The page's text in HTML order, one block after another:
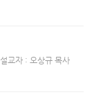
설교자 : 오상규 목사